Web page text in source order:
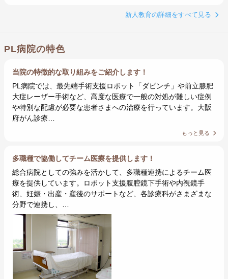
新人教育の詳細をすべて見る
PL病院の特色
当院の特徴的な取り組みをご紹介します！
PL病院では、最先端手術支援ロボット「ダビンチ」や前立腺肥
大症レーザー手術など、高度な医療で一般の対処が難しい症例
や特別な配慮が必要な患者さまへの治療を行っています。大阪
府がん診療…
もっと見る
多職種で協働してチーム医療を提供します！
総合病院としての強みを活かして、多職種連携によるチーム医
療を提供しています。ロボット支援腹腔鏡下手術や内視鏡手
術、妊娠・出産・産後のサポートなど、各診療科がさまざまな
分野で連携し、…